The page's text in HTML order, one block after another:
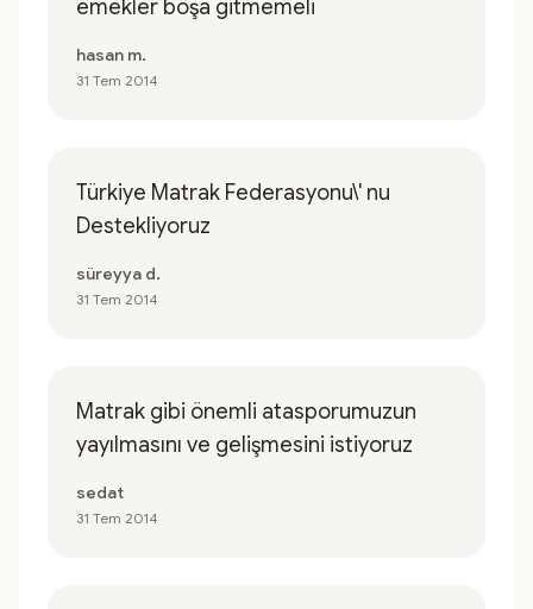
emekler boşa gitmemeli
hasan m.
31 Tem 2014
Türkiye Matrak Federasyonu\' nu
Destekliyoruz
süreyya d.
31 Tem 2014
Matrak gibi önemli atasporumuzun
yayılmasını ve gelişmesini istiyoruz
sedat
31 Tem 2014